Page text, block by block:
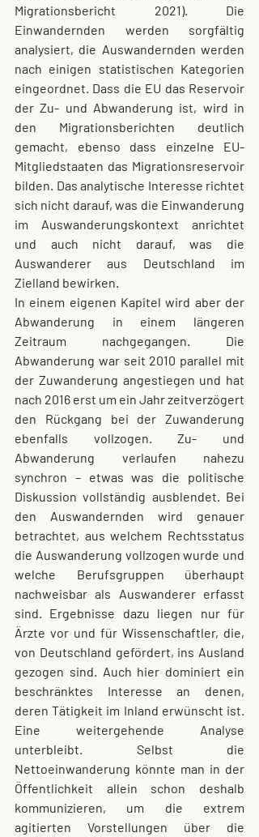
Migrationsbericht 2021). Die
Einwandernden werden sorgfältig
analysiert, die Auswandernden werden
nach einigen statistischen Kategorien
eingeordnet. Dass die EU das Reservoir
der Zu- und Abwanderung ist, wird in
den Migrationsberichten deutlich
gemacht, ebenso dass einzelne EU-
Mitgliedstaaten das Migrationsreservoir
bilden. Das analytische Interesse richtet
sich nicht darauf, was die Einwanderung
im Auswanderungskontext anrichtet
und auch nicht darauf, was die
Auswanderer aus Deutschland im
Zielland bewirken.
In einem eigenen Kapitel wird aber der
Abwanderung in einem längeren
Zeitraum nachgegangen. Die
Abwanderung war seit 2010 parallel mit
der Zuwanderung angestiegen und hat
nach 2016 erst um ein Jahr zeitverzögert
den Rückgang bei der Zuwanderung
ebenfalls vollzogen. Zu- und
Abwanderung verlaufen nahezu
synchron – etwas was die politische
Diskussion vollständig ausblendet. Bei
den Auswandernden wird genauer
betrachtet, aus welchem Rechtsstatus
die Auswanderung vollzogen wurde und
welche Berufsgruppen überhaupt
nachweisbar als Auswanderer erfasst
sind. Ergebnisse dazu liegen nur für
Ärzte vor und für Wissenschaftler, die,
von Deutschland gefördert, ins Ausland
gezogen sind. Auch hier dominiert ein
beschränktes Interesse an denen,
deren Tätigkeit im Inland erwünscht ist.
Eine weitergehende Analyse
unterbleibt. Selbst die
Nettoeinwanderung könnte man in der
Öffentlichkeit allein schon deshalb
kommunizieren, um die extrem
agitierten Vorstellungen über die